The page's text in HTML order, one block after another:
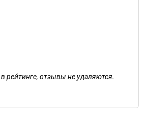
рейтинге, отзывы не удаляются.